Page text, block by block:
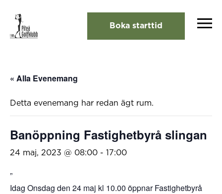
Boka starttid
« Alla Evenemang
Detta evenemang har redan ägt rum.
Banöppning Fastighetbyrå slingan
24 maj, 2023 @ 08:00 - 17:00
Idag Onsdag den 24 maj kl 10.00 öppnar Fastighetbyrå